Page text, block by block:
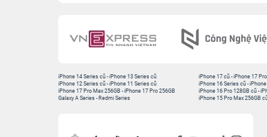
iPhone 14 Series cũ -iPhone 13 Series cũ
iPhone 12 Series cũ -iPhone 11 Series cũ
iPhone 17 Pro Max 256GB -iPhone 17 Pro 256GB
Galaxy A Series - Redmi Series
iPhone 17 cũ -iPhone 17
iPhone 16 Series cũ - iPhone
iPhone 16 Pro 128GB cũ -
iPhone 15 Pro Max 256GB